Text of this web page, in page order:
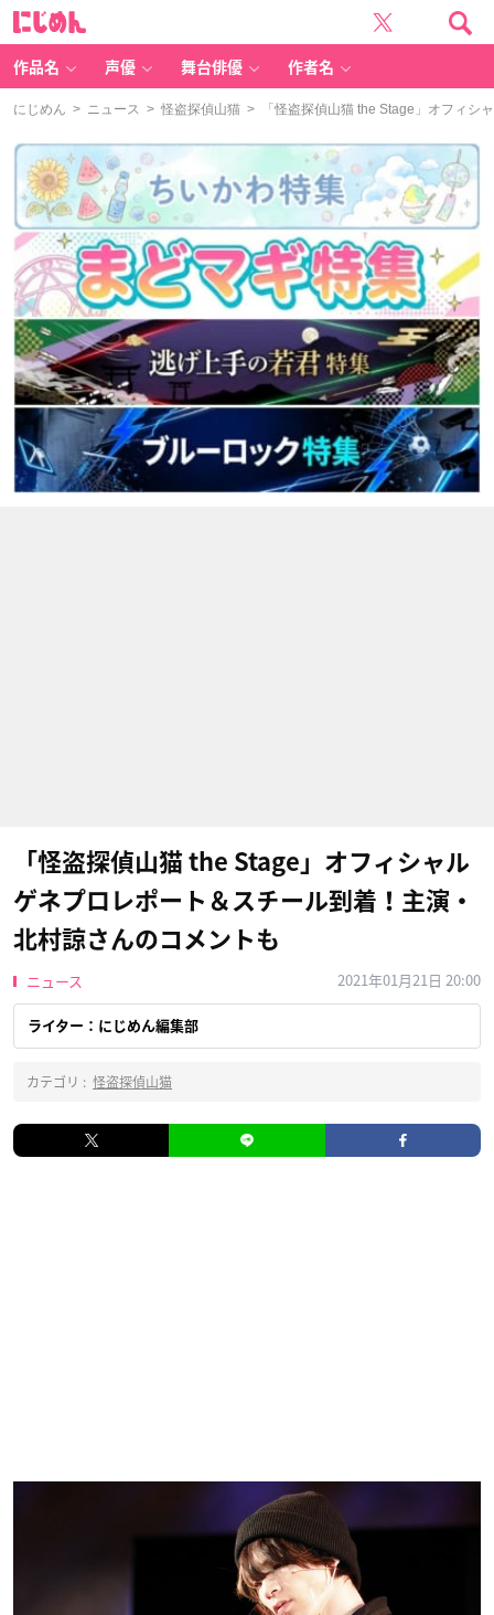
作品名 声優 舞台俳優 作者名
にじめん > ニュース > 怪盗探偵山猫 > 「怪盗探偵山猫 the Stage」オフィシ
「怪盗探偵山猫 the Stage」オフィシャル
ゲネプロレポート＆スチール到着！主演・
北村諒さんのコメントも
ニュース 2021年01月21日 20:00
ライター：にじめん編集部
カテゴリ : 怪盗探偵山猫